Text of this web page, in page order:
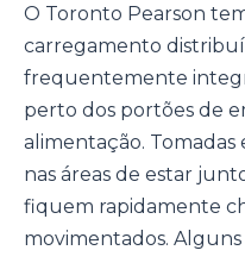
O Toronto Pearson
carregamento
frequentemente
perto dos portões de
alimentação. Tomadas
nas áreas de estar
fiquem rapidamente
movimentados.